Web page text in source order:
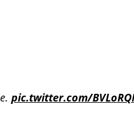
pic.twitter.com/